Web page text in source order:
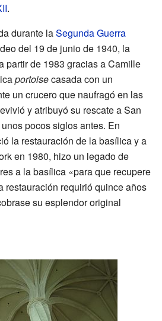
.
durante laSegunda Guerra
del 19 de junio de 1940, la
partir de 1983 gracias a Camille
portoisecasada con un
un crucero que naufragó en las
y atribuyó su rescate a San
pocos siglos antes. En
la restauración de la basílica y a
en 1980, hizo un legado de
a la basílica «para que recupere
restauración requirió quince años
su esplendor original